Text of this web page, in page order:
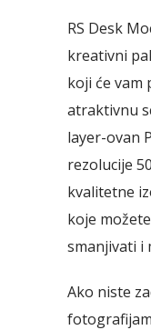
RS Desk
kreativni
koji će vam
atraktivnu
layer-ovan
rezolucije
kvalitetne
koje
smanjivati i
Ako niste